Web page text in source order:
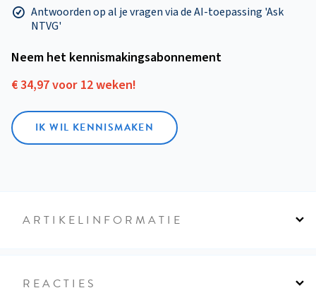
Antwoorden op al je vragen via de AI-toepassing 'Ask
NTVG'
Neem het kennismakings­abonnement
€ 34,97 voor 12 weken!
IK WIL KENNISMAKEN
ARTIKELINFORMATIE
REACTIES